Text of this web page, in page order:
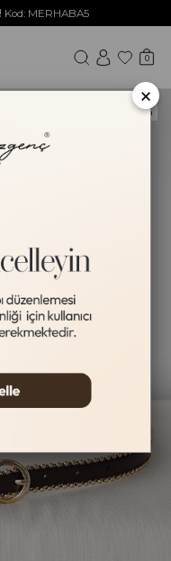
Kod: MERHABA5
0
Yeni Ürün
×